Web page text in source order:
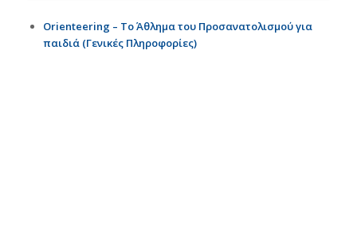
Orienteering – Το Άθλημα του Προσανατολισμού για
παιδιά (Γενικές Πληροφορίες)